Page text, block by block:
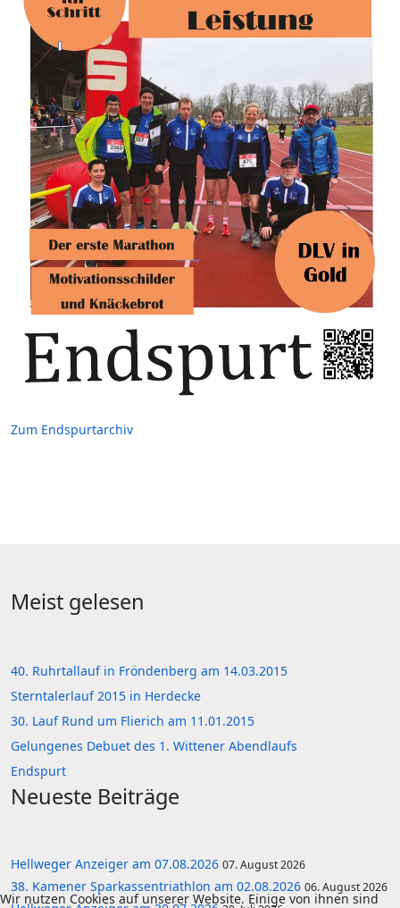
Zum Endspurtarchiv
Meist gelesen
40. Ruhrtallauf in Fröndenberg am 14.03.2015
Sterntalerlauf 2015 in Herdecke
30. Lauf Rund um Flierich am 11.01.2015
Gelungenes Debuet des 1. Wittener Abendlaufs
Endspurt
Neueste Beiträge
Hellweger Anzeiger am 07.08.2026 07. August 2026
38. Kamener Sparkassentriathlon am 02.08.2026 06. August 2026
Wir nutzen Cookies auf unserer Website. Einige von ihnen sind